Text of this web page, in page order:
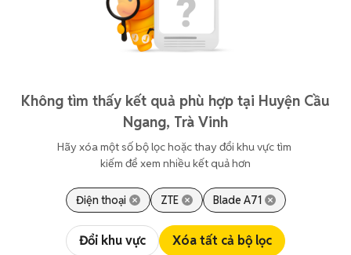
Không tìm thấy kết quả phù hợp tại Huyện Cầu
Ngang, Trà Vinh
Hãy xóa một số bộ lọc hoặc thay đổi khu vực tìm
kiếm để xem nhiều kết quả hơn
Điện thoại ZTE Blade A71
Đổi khu vực Xóa tất cả bộ lọc